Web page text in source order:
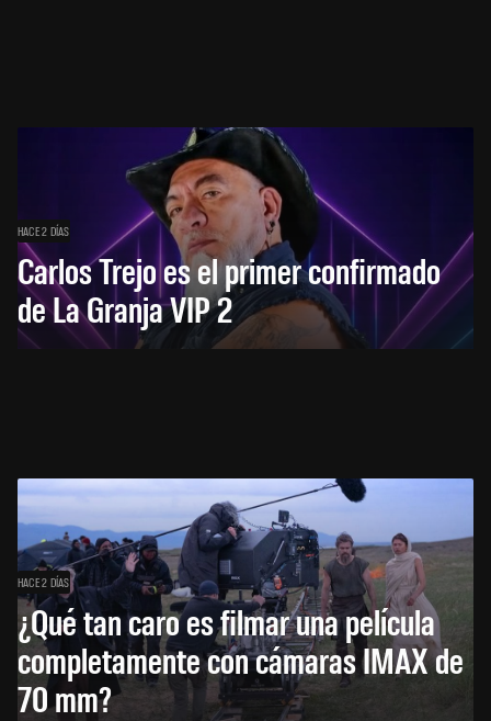
HACE 2 DÍAS
Carlos Trejo es el primer confirmado
de La Granja VIP 2
HACE 2 DÍAS
¿Qué tan caro es filmar una película
completamente con cámaras IMAX de
70 mm?